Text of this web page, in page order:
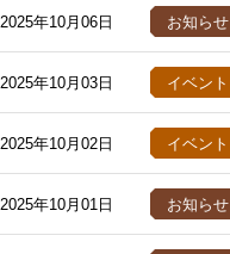
2025年10月06日 お知らせ
2025年10月03日 イベント
2025年10月02日 イベント
2025年10月01日 お知らせ